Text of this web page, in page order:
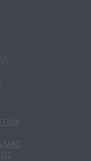
ΜΑΣ